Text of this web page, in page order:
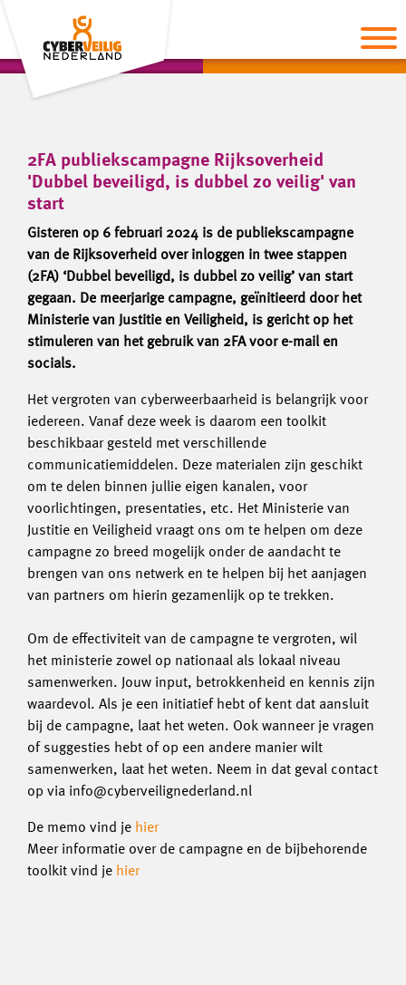
2FA publiekscampagne Rijksoverheid
'Dubbel beveiligd, is dubbel zo veilig' van
start
Gisteren op 6 februari 2024 is de publiekscampagne
van de Rijksoverheid over inloggen in twee stappen
(2FA) ‘Dubbel beveiligd, is dubbel zo veilig’ van start
gegaan. De meerjarige campagne, geïnitieerd door het
Ministerie van Justitie en Veiligheid, is gericht op het
stimuleren van het gebruik van 2FA voor e-mail en
socials.
Het vergroten van cyberweerbaarheid is belangrijk voor
iedereen. Vanaf deze week is daarom een toolkit
beschikbaar gesteld met verschillende
communicatiemiddelen. Deze materialen zijn geschikt
om te delen binnen jullie eigen kanalen, voor
voorlichtingen, presentaties, etc. Het Ministerie van
Justitie en Veiligheid vraagt ons om te helpen om deze
campagne zo breed mogelijk onder de aandacht te
brengen van ons netwerk en te helpen bij het aanjagen
van partners om hierin gezamenlijk op te trekken.
Om de effectiviteit van de campagne te vergroten, wil
het ministerie zowel op nationaal als lokaal niveau
samenwerken. Jouw input, betrokkenheid en kennis zijn
waardevol. Als je een initiatief hebt of kent dat aansluit
bij de campagne, laat het weten. Ook wanneer je vragen
of suggesties hebt of op een andere manier wilt
samenwerken, laat het weten. Neem in dat geval contact
op via info@cyberveilignederland.nl
De memo vind je hier
Meer informatie over de campagne en de bijbehorende
toolkit vind je hier